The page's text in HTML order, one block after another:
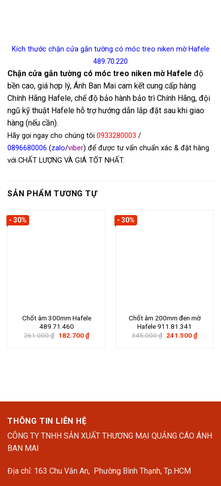
Kích thước chặn cửa gắn tường có móc treo niken mờ Hafele
489.70.220
Chặn cửa gắn tường có móc treo niken mờ Hafele độ
bền cao, giá hợp lý, Ánh Ban Mai cam kết cung cấp hàng
Chính Hãng Hafele, chế độ bảo hành bảo trì Chính Hãng, đội
ngũ kỹ thuật Hafele hỗ trợ hướng dẫn lắp đặt sau khi giao
hàng (nếu cần).
Hãy gọi ngay cho chúng tôi 0933280003 /
0896680006 (zalo/viber) để được tư vấn chuẩn xác & đặt hàng
với CHẤT LƯỢNG VÀ GIÁ TỐT NHẤT.
SẢN PHẨM TƯƠNG TỰ
- 30%
Chốt âm 300mm Hafele
489.71.460
261.000₫ Giá
182.700₫Giá
hiện
- 30%
Chốt âm 200mm đen mờ
Hafele 911.81.341
345.000₫ Giá
241.500₫Giá
hiện
THÔNG TIN LIÊN HỆ
CÔNG TY TNHH SẢN XUẤT THƯƠNG MẠI QUẢNG CÁO ÁNH
BAN MAI
Địa chỉ: 163 Chu Văn An, Phường Bình Thạnh, Tp.HCM